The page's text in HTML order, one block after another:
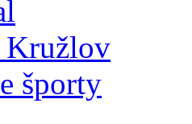
športy